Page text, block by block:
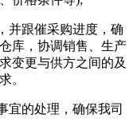
并跟催采购进度，确
库，协调销售、生产
变更与供方之间的及
。
宜的处理，确保我司